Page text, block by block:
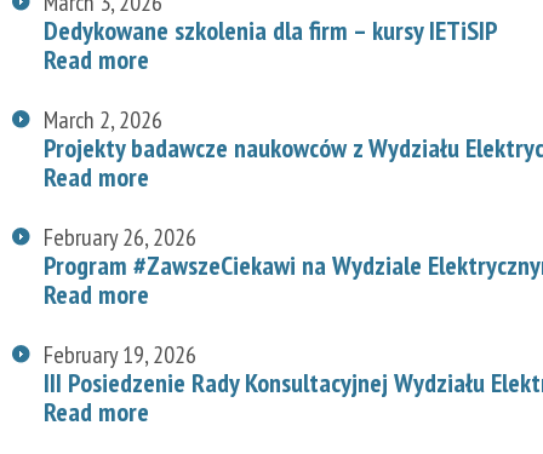
Dedykowane szkolenia dla firm – kursy IETiSIP
Read more
March 2, 2026
Projekty badawcze naukowców z Wydziału
Read more
February 26, 2026
Program #ZawszeCiekawi na Wydziale
Read more
February 19, 2026
III Posiedzenie Rady Konsultacyjnej Wydziału
Read more